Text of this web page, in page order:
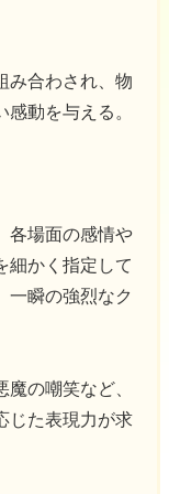
み合わされ、物
動を与える。
各場面の感情や
細かく指定して
一瞬の強烈なク
の嘲笑など、
じた表現力が求